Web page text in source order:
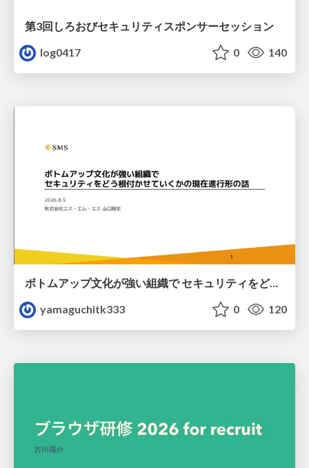
第3回しろおびセキュリティスポンサーセッション
log0417
0 140
ボトムアップ文化が強い組織で セキュリティをどう根付かせていくかの現在進行形の話 / Making Security Stick in a Bottom-Up Organization
yamaguchitk333
0 120